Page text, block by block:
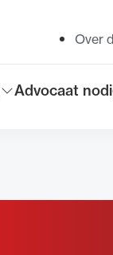
Toon
Advocaat
Toon
Over